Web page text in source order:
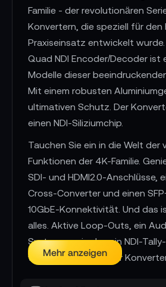
Familie - der revolutionären
Konvertern, die speziell für den
Praxiseinsatz entwickelt
Quad NDI Encoder/Decoder ist
Modelle dieser
Mit einem robusten
ultimativen Schutz. Der
einen NDI-Siliziumchip.
Tauchen Sie ein in die Welt der
Funktionen der 4K-Familie.
SDI- und HDMI2.0-Anschlüsse,
Cross-Converter und einen
10GbE-Konnektivität. Und das
alles. Aktive Loop-Outs, ein
System sowie das ein NDI-
weitere Highlights der
Mehr anzeigen